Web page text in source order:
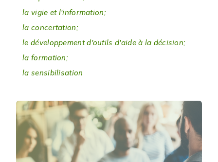
la vigie et l'information;
la concertation;
le développement d'outils d'aide à la décision;
la formation;
la sensibilisation